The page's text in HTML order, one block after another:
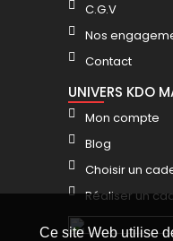
Ce site Web utilise
C.G.V
Nos
Contact
UNIVERS KDO
Mon compte
Blog
Choisir un
Réaliser un